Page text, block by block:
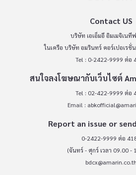
Contact US
บริษัท เอเอ็มอี อิมเมจิเนที
ในเครือ บริษัท อมรินทร์ คอร์เปอเรชั่
Tel : 0-2422-9999 ต่อ
สนใจลงโฆษณากับเว็บไซต์
Tel : 02-422-9999 ต่อ
Email :
Report an issue or
0-2422-9999 ต่อ
(จันทร์ - ศุกร์ เวลา 09.00 -
bdcx@amarin.co.th